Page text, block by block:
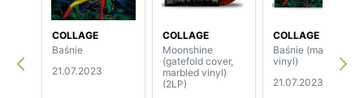
COLLAGE
Baśnie
21.07.2023
COLLAGE
Moonshine
(gatefold cover,
marbled vinyl)
(2LP)
COLLAGE
Baśnie (marbled
vinyl)
21.07.2023